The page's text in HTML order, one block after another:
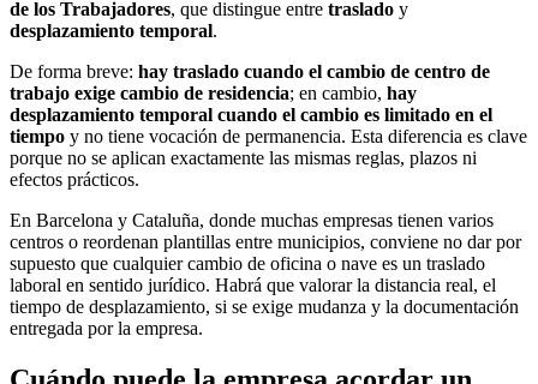
de los Trabajadores, que distingue entre traslado y
desplazamiento temporal.
De forma breve: hay traslado cuando el cambio de centro de
trabajo exige cambio de residencia; en cambio, hay
desplazamiento temporal cuando el cambio es limitado en el
tiempo y no tiene vocación de permanencia. Esta diferencia es clave
porque no se aplican exactamente las mismas reglas, plazos ni
efectos prácticos.
En Barcelona y Cataluña, donde muchas empresas tienen varios
centros o reordenan plantillas entre municipios, conviene no dar por
supuesto que cualquier cambio de oficina o nave es un traslado
laboral en sentido jurídico. Habrá que valorar la distancia real, el
tiempo de desplazamiento, si se exige mudanza y la documentación
entregada por la empresa.